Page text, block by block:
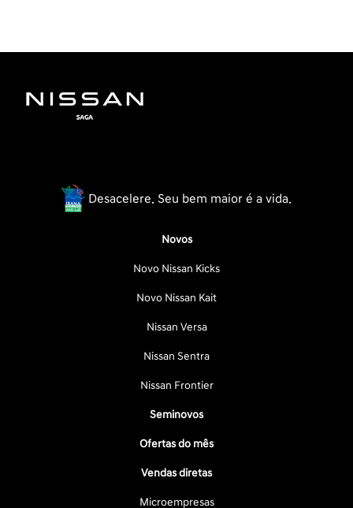
Desacelere. Seu bem maior é a vida.
Novos
Novo Nissan Kicks
Novo Nissan Kait
Nissan Versa
Nissan Sentra
Nissan Frontier
Seminovos
Ofertas do mês
Vendas diretas
Microempresas